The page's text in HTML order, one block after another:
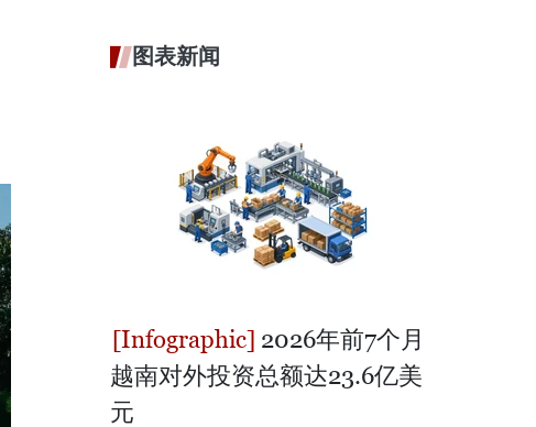
图表新闻
2026年前7个月
越南对外投资总额达23.6亿美
元